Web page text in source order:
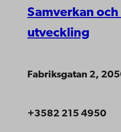
Samverkan
utveckling
Fabriksgatan 2,
+3582 215 4950